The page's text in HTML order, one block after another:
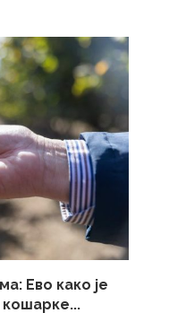
Ево како је